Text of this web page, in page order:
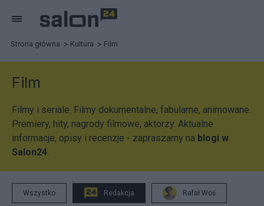
Strona główna Kultura Film
Film
Filmy i seriale. Filmy dokumentalne, fabularne, animowane.
Premiery, hity, nagrody filmowe, aktorzy. Aktualne
informacje, opisy i recenzje - zapraszamy na blogi w
Salon24.
Wszystko Redakcja Rafał Woś